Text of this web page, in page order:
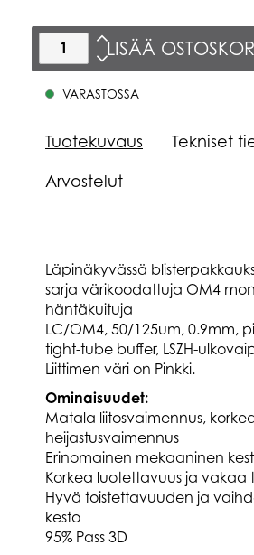
LISÄÄ
VARASTOSSA
Tuotekuvaus
Tekniset
Arvostelut
Läpinäkyvässä
sarja värikoodattuja OM4
häntäkuituja
LC/OM4, 50/125um, 0.9mm,
tight-tube buffer, LSZH-
Liittimen väri on Pinkki.
Ominaisuudet:
Matala liitosvaimennus,
heijastusvaimennus
Erinomainen mekaaninen
Korkea luotettavuus ja vakaa
Hyvä toistettavuuden ja
kesto
95% Pass 3D